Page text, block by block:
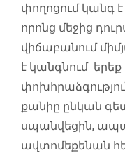
փողոցում կանգ
որոնց մեջից
վիճաբանում
է կանգնում
քանիը ընկան
սպանվեցին, ապա
ավտոմեքենան